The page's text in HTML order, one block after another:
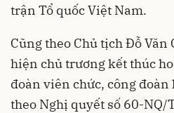
trận Tổ quốc Việt Nam.
Cũng theo Chủ tịch Đỗ
hiện chủ trương kết thúc
đoàn viên chức, công
theo Nghị quyết số 60-